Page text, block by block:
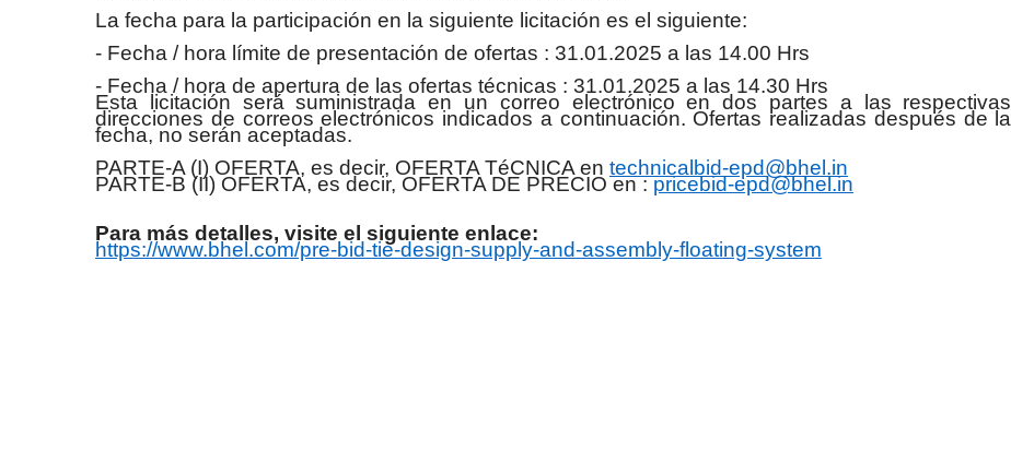
La fecha para la participación en la siguiente licitación es el siguiente:
- Fecha / hora límite de presentación de ofertas : 31.01.2025 a las 14.00 Hrs
- Fecha / hora de apertura de las ofertas técnicas : 31.01.2025 a las 14.30 Hrs
Esta licitación será suministrada en un correo electrónico en dos partes a las respectivas
direcciones de correos electrónicos indicados a continuación. Ofertas realizadas después de la
fecha, no serán aceptadas.
PARTE-A (I) OFERTA, es decir, OFERTA TéCNICA en technicalbid-epd@bhel.in
PARTE-B (II) OFERTA, es decir, OFERTA DE PRECIO en :pricebid-epd@bhel.in
Para más detalles, visite el siguiente enlace:
https://www.bhel.com/pre-bid-tie-design-supply-and-assembly-floating-system